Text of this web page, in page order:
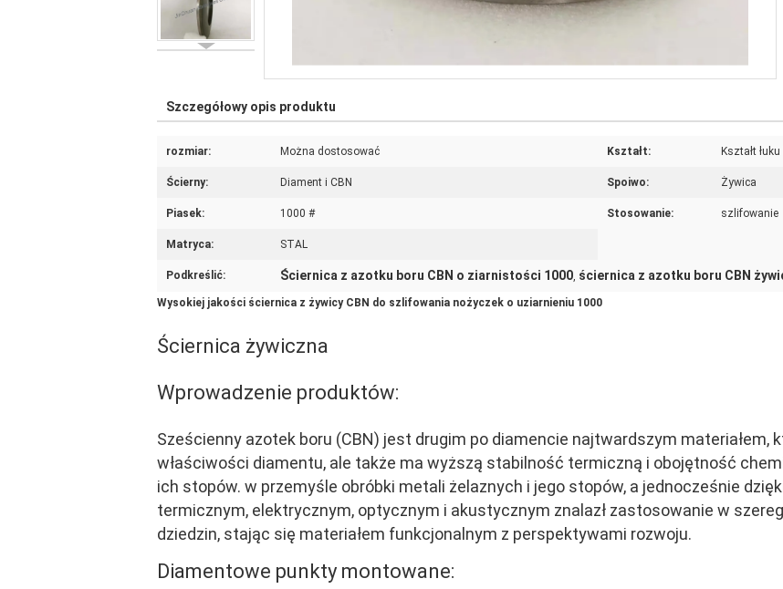
Szczegółowy opis produktu
rozmiar: Można dostosować Kształt: Kształt
Ścierny: Diament i CBN Spoiwo: Żywica
Piasek: 1000 # Stosowanie: szlifowanie
Matryca: STAL
Podkreślić: Ściernica z azotku boru CBN o ziarnistości 1000, ściernica z azotku boru CBN
Wysokiej jakości ściernica z żywicy CBN do szlifowania nożyczek o uziarnieniu 1000
Ściernica żywiczna
Wprowadzenie produktów:
Sześcienny azotek boru (CBN) jest drugim po diamencie najtwardszym materiałem,
właściwości diamentu, ale także ma wyższą stabilność termiczną i obojętność
ich stopów. w przemyśle obróbki metali żelaznych i jego stopów, a jednocześnie
termicznym, elektrycznym, optycznym i akustycznym znalazł zastosowanie w
dziedzin, stając się materiałem funkcjonalnym z perspektywami rozwoju.
Diamentowe punkty montowane: